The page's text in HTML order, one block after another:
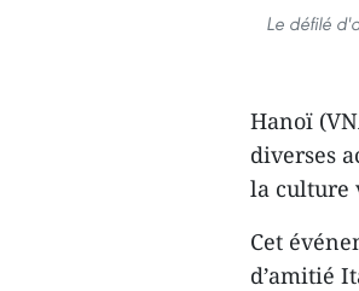
Le défilé
Hanoï
diverses
la culture
Cet
d’amitié